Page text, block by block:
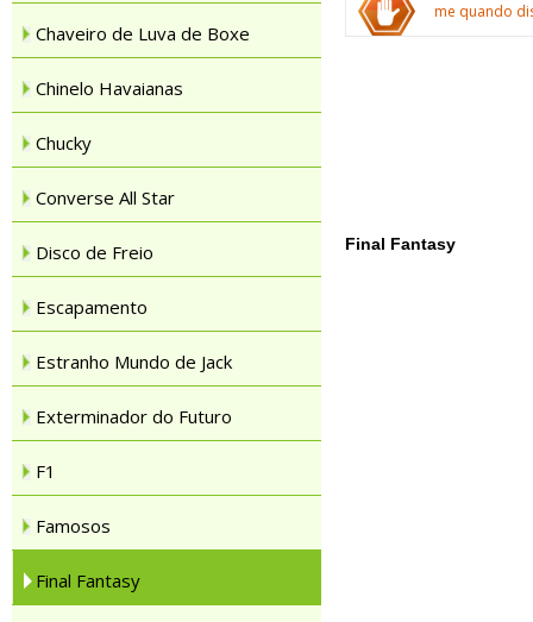
Chaveiro de Luva de Boxe
Chinelo Havaianas
Chucky
Converse All Star
Disco de Freio
Escapamento
Estranho Mundo de Jack
Exterminador do Futuro
F1
Famosos
Final Fantasy
me quando
Final Fantasy